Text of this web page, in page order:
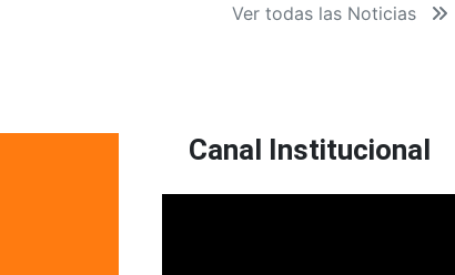
Ver todas las Noticias
Canal Institucional